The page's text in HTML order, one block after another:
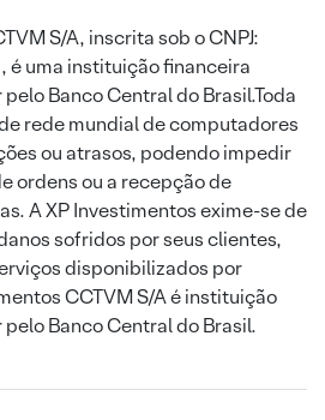
S/A, inscrita sob o CNPJ:
uma instituição financeira
Banco Central do Brasil.Toda
rede mundial de computadores
ou atrasos, podendo impedir
ordens ou a recepção de
A XP Investimentos exime-se de
sofridos por seus clientes,
disponibilizados por
CCTVM S/A é instituição
Banco Central do Brasil.